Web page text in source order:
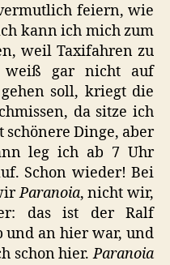
feiern, wie
kann ich mich zum
weil Taxifahren zu
weiß gar nicht auf
soll, kriegt die
da sitze ich
Dinge, aber
leg ich ab 7 Uhr
Schon wieder! Bei
Paranoia, nicht wir,
das ist der Ralf
und an hier war, und
schon hier.Paranoia